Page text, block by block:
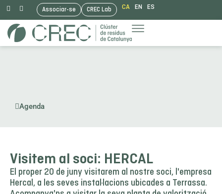
Vés
al
Associar-se CREC Lab CA EN ES
Agenda
Visitem al soci: HERCAL
El proper 20 de juny visitarem al nostre soci, l'empresa
Hercal, a les seves instal·lacions ubicades a Terrassa.